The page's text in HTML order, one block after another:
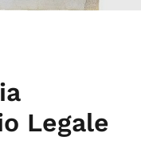
Legale